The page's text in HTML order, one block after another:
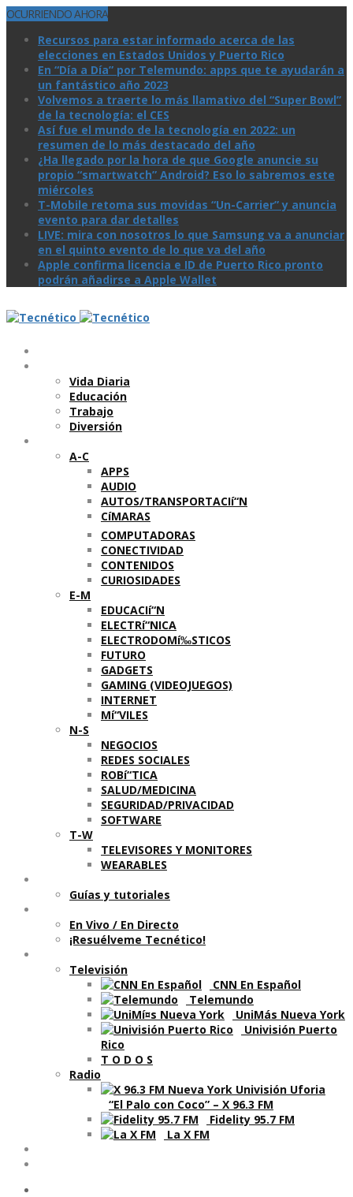
OCURRIENDO AHORA
Recursos para estar informado acerca de las
elecciones en Estados Unidos y Puerto Rico
En “Día a Día” por Telemundo: apps que te ayudarán a
un fantástico año 2023
Volvemos a traerte lo más llamativo del “Super Bowl”
de la tecnologí­a: el CES
Así­ fue el mundo de la tecnologí­a en 2022: un
resumen de lo más destacado del año
¿Ha llegado por la hora de que Google anuncie su
propio “smartwatch” Android? Eso lo sabremos este
miércoles
T-Mobile retoma sus movidas “Un-Carrier” y anuncia
evento para dar detalles
LIVE: mira con nosotros lo que Samsung va a anunciar
en el quinto evento de lo que va del año
Apple confirma licencia e ID de Puerto Rico pronto
podrán añadirse a Apple Wallet
Vida Diaria
Educación
Trabajo
Diversión
A-C
APPS
AUDIO
AUTOS/TRANSPORTACIí“N
CíMARAS
COMPUTADORAS
CONECTIVIDAD
CONTENIDOS
CURIOSIDADES
E-M
EDUCACIí“N
ELECTRí“NICA
ELECTRODOMí‰STICOS
FUTURO
GADGETS
GAMING (VIDEOJUEGOS)
INTERNET
Mí“VILES
N-S
NEGOCIOS
REDES SOCIALES
ROBí“TICA
SALUD/MEDICINA
SEGURIDAD/PRIVACIDAD
SOFTWARE
T-W
TELEVISORES Y MONITORES
WEARABLES
Guí­as y tutoriales
En Vivo / En Directo
¡Resuélveme Tecnético!
Televisión
CNN En Español
Telemundo
UniMás Nueva York
Univisión Puerto
Rico
T O D O S
Radio
“El Palo con Coco” – X 96.3 FM
Fidelity 95.7 FM
La X FM